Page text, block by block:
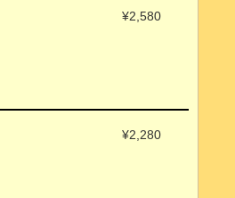
¥2,580
¥2,280